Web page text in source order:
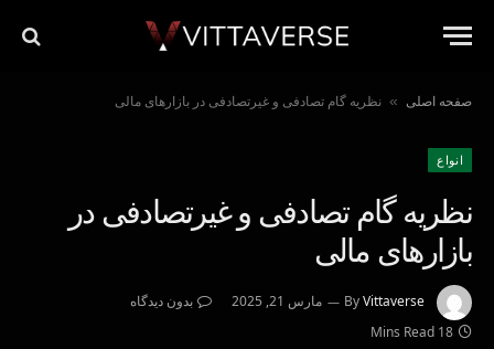
صفحه اصلی » نظریه گام تصادفی و غیرتصادفی در بازارهای مالی
انواع
نظریه گام تصادفی و غیرتصادفی در
بازارهای مالی
ByVittaverse مارس 21, 2025
بدون دیدگاه
18 Mins Read